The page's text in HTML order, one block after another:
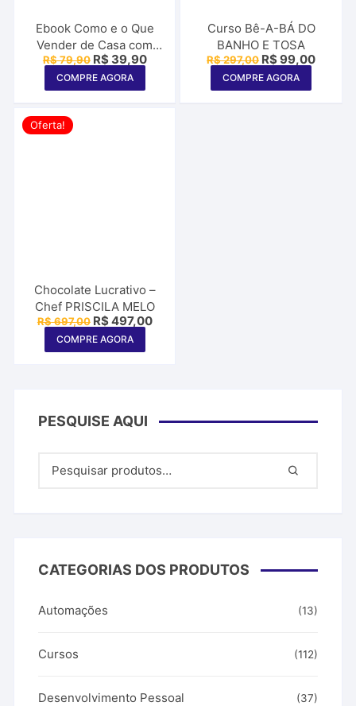
Ebook Como e o Que
Vender de Casa com
Filhos Pequenos
R$79,90 O
preço
original
era:
R$39,90O
COMPRE AGORA
Curso Bê-A-BÁ DO
BANHO E TOSA
R$297,00 O
preço
original
era:
R$99,00O
COMPRE AGORA
Oferta!
Chocolate Lucrativo –
Chef PRISCILA MELO
R$697,00 O
preço
original
era:
R$497,00O
COMPRE AGORA
PESQUISE AQUI
CATEGORIAS DOS PRODUTOS
Automações (13)
Cursos (112)
Desenvolvimento Pessoal (37)